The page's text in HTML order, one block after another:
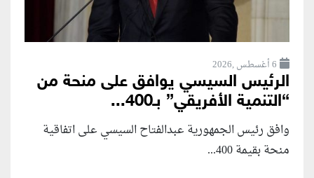
6 أغسطس ,2026
الرئيس السيسي يوافق على منحة من
“التنمية الأفريقي” بـ400...
وافق رئيس الجمهورية عبدالفتاح السيسي على اتفاقية
منحة بقيمة 400...